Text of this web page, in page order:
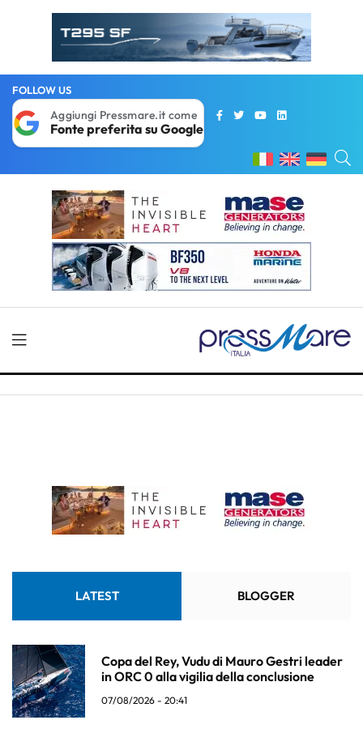
FOLLOW US
Aggiungi Pressmare.it come
Fonte preferita su Google
LATEST BLOGGER
Copa del Rey, Vudu di Mauro Gestri leader
in ORC 0 alla vigilia della conclusione
07/08/2026 - 20:41